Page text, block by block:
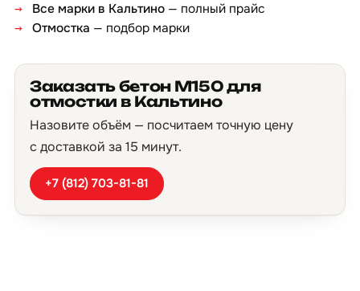
Все марки в Кальтино — полный прайс
Отмостка — подбор марки
Заказать бетон М150 для
отмостки в Кальтино
Назовите объём — посчитаем точную цену
с доставкой за 15 минут.
+7 (812) 703-81-81